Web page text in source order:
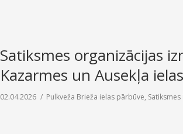
Satiksmes organizācijas
Kazarmes un Ausekļa
02.04.2026 Pulkveža Brieža ielas pārbūve,